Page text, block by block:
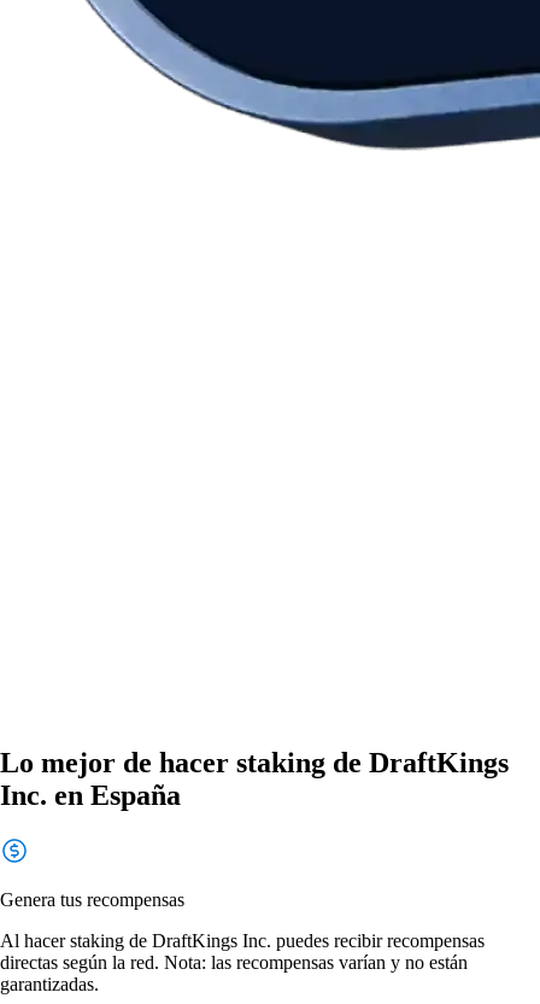
Lo mejor de hacer staking de DraftKings
Inc. en España
Genera tus recompensas
Al hacer staking de DraftKings Inc. puedes recibir recompensas
directas según la red. Nota: las recompensas varían y no están
garantizadas.